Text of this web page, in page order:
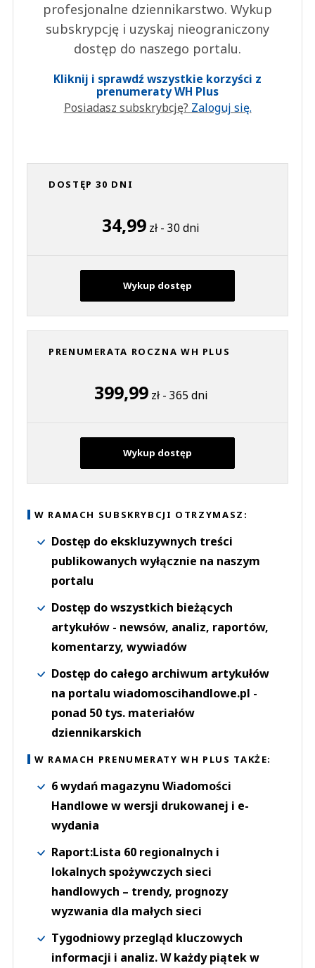
profesjonalne dziennikarstwo. Wykup
subskrypcję i uzyskaj nieograniczony
dostęp do naszego portalu.
Kliknij i sprawdź wszystkie korzyści z
prenumeraty WH Plus
Posiadasz subskrybcję? Zaloguj się.
DOSTĘP 30 DNI
34,99 zł - 30 dni
Wykup dostęp
PRENUMERATA ROCZNA WH PLUS
399,99zł - 365 dni
Wykup dostęp
W RAMACH SUBSKRYBCJI OTRZYMASZ:
Dostęp do ekskluzywnych treści
publikowanych wyłącznie na naszym
portalu
Dostęp do wszystkich bieżących
artykułów - newsów, analiz, raportów,
komentarzy, wywiadów
Dostęp do całego archiwum artykułów
na portalu wiadomoscihandlowe.pl -
ponad 50 tys. materiałów
dziennikarskich
W RAMACH PRENUMERATY WH PLUS TAKŻE:
6 wydań magazynu Wiadomości
Handlowe w wersji drukowanej i e-
wydania
Raport:Lista 60 regionalnych i
lokalnych spożywczych sieci
handlowych – trendy, prognozy
wyzwania dla małych sieci
Tygodniowy przegląd kluczowych
informacji i analiz. W każdy piątek w